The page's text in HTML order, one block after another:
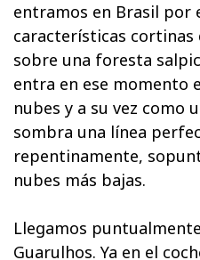
entramos en Brasil por
características cortinas
sobre una foresta
entra en ese momento
nubes y a su vez como
sombra una línea
repentinamente,
nubes más bajas.
Llegamos
Guarulhos. Ya en el